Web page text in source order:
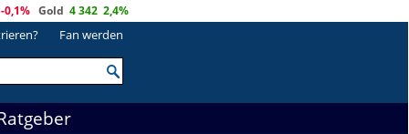
-0,1% Gold 4 342 2,4%
Fan werden